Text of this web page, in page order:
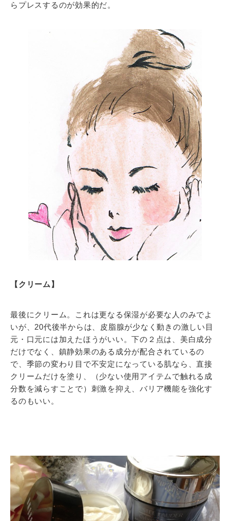
らプレスするのが効果的だ。
【クリーム】
最後にクリーム。これは更なる保湿が必要な人のみでよ
いが、20代後半からは、皮脂腺が少なく動きの激しい目
元・口元には加えたほうがいい。下の２点は、美白成分
だけでなく、鎮静効果のある成分が配合されているの
で、季節の変わり目で不安定になっている肌なら、直接
クリームだけを塗り、（少ない使用アイテムで触れる成
分数を減らすことで）刺激を抑え、バリア機能を強化す
るのもいい。